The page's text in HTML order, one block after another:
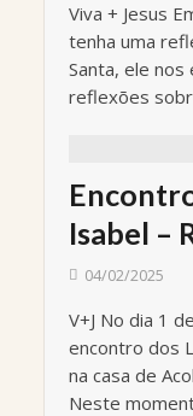
Viva + Jesus
tenha uma
Santa, ele nos
reflexões
Isabel –
04/02/2025
V+J No dia 1
encontro dos
na casa de
Neste